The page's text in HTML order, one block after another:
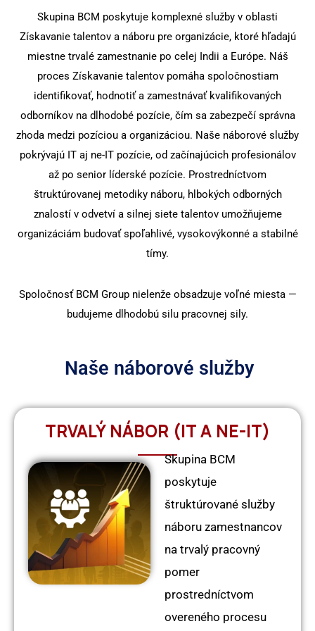
zamestnávateľov
Odvetvia, ktoré BCM
obsluhuje
Oblasti Zákonnej
Súladu
Hromadný Nábor
Slovenia
Srbsko
Bulharsko
Česká republika
Malta
Skupina BCM poskytuje komplexné služby v oblasti
Získavanie talentov a náboru pre organizácie, ktoré hľadajú
miestne trvalé zamestnanie po celej Indii a Európe. Náš
proces Získavanie talentov pomáha spoločnostiam
identifikovať, hodnotiť a zamestnávať kvalifikovaných
odborníkov na dlhodobé pozície, čím sa zabezpečí správna
zhoda medzi pozíciou a organizáciou. Naše náborové služby
pokrývajú IT aj ne-IT pozície, od začínajúcich profesionálov
až po senior líderské pozície. Prostredníctvom
štruktúrovanej metodiky náboru, hlbokých odborných
znalostí v odvetví a silnej siete talentov umožňujeme
organizáciám budovať spoľahlivé, vysokovýkonné a stabilné
tímy.
Spoločnosť BCM Group nielenže obsadzuje voľné miesta —
budujeme dlhodobú silu pracovnej sily.
Naše náborové služby
TRVALÝ NÁBOR (IT A NE-IT)
Skupina BCM
poskytuje
štruktúrované služby
náboru zamestnancov
na trvalý pracovný
pomer
prostredníctvom
overeného procesu